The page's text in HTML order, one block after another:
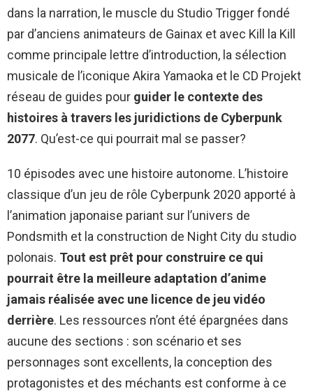
dans la narration, le muscle du Studio Trigger fondé
par d’anciens animateurs de Gainax et avec Kill la Kill
comme principale lettre d’introduction, la sélection
musicale de l’iconique Akira Yamaoka et le CD Projekt
réseau de guides pour guider le contexte des
histoires à travers les juridictions de Cyberpunk
2077. Qu’est-ce qui pourrait mal se passer?
10 épisodes avec une histoire autonome. L’histoire
classique d’un jeu de rôle Cyberpunk 2020 apporté à
l’animation japonaise pariant sur l’univers de
Pondsmith et la construction de Night City du studio
polonais. Tout est prêt pour construire ce qui
pourrait être la meilleure adaptation d’anime
jamais réalisée avec une licence de jeu vidéo
derrière. Les ressources n’ont été épargnées dans
aucune des sections : son scénario et ses
personnages sont excellents, la conception des
protagonistes et des méchants est conforme à ce